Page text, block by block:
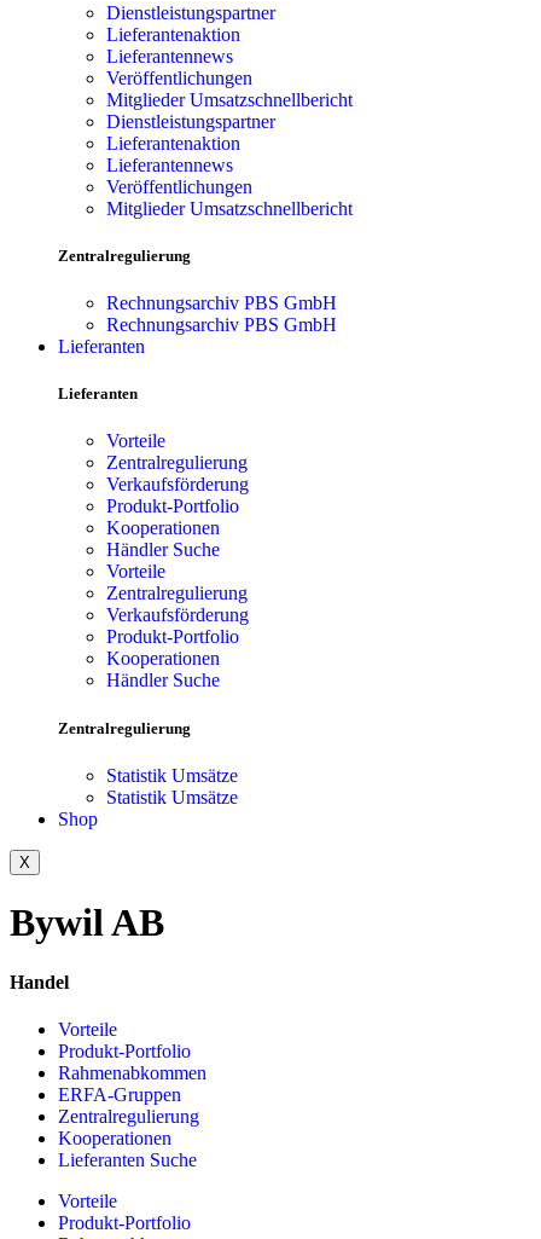
Dienstleistungspartner
Lieferantenaktion
Lieferantennews
Veröffentlichungen
Mitglieder Umsatzschnellbericht
Dienstleistungspartner
Lieferantenaktion
Lieferantennews
Veröffentlichungen
Mitglieder Umsatzschnellbericht
Zentralregulierung
Rechnungsarchiv PBS GmbH
Rechnungsarchiv PBS GmbH
Lieferanten
Lieferanten
Vorteile
Zentralregulierung
Verkaufsförderung
Produkt-Portfolio
Kooperationen
Händler Suche
Vorteile
Zentralregulierung
Verkaufsförderung
Produkt-Portfolio
Kooperationen
Händler Suche
Zentralregulierung
Statistik Umsätze
Statistik Umsätze
Shop
X
Bywil AB
Handel
Vorteile
Produkt-Portfolio
Rahmenabkommen
ERFA-Gruppen
Zentralregulierung
Kooperationen
Lieferanten Suche
Vorteile
Produkt-Portfolio